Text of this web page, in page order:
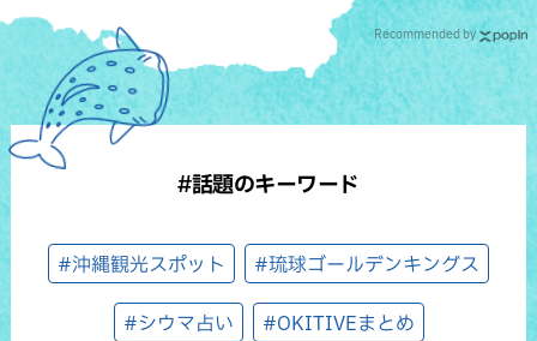
Recommended by
#話題のキーワード
#沖縄観光スポット #琉球ゴールデンキングス
#シウマ占い #OKITIVEまとめ